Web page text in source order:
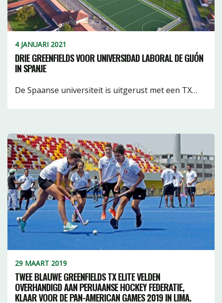
4 JANUARI 2021
DRIE GREENFIELDS VOOR UNIVERSIDAD LABORAL DE GIJÓN
IN SPANJE
De Spaanse universiteit is uitgerust met een TX…
29 MAART 2019
TWEE BLAUWE GREENFIELDS TX ELITE VELDEN
OVERHANDIGD AAN PERUAANSE HOCKEY FEDERATIE,
KLAAR VOOR DE PAN-AMERICAN GAMES 2019 IN LIMA.